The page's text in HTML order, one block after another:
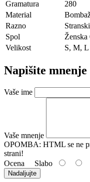
Gramatura
280
Material
Razno
Spol
Ženska
Velikost
S, M, L
Napišite mnenje
Vaše ime
Vaše mnenje
OPOMBA: HTML se ne
strani!
Ocena Slabo
Nadaljujte